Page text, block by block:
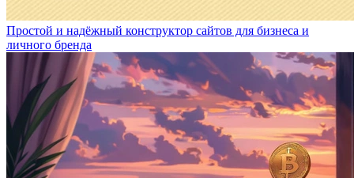
Простой и надёжный конструктор сайтов для бизнеса и
личного бренда